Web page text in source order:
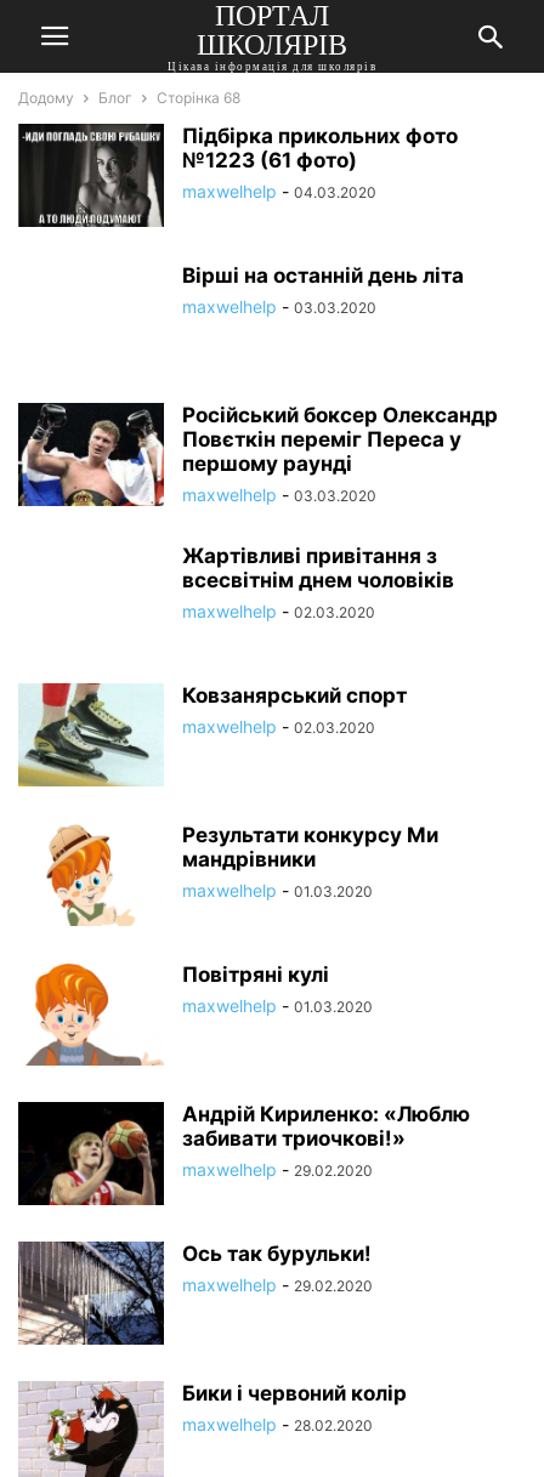
ПОРТАЛ
ШКОЛЯРІВ
Цікава інформація для школярів
Додому Блог Сторінка 68
Підбірка прикольних фото
№1223 (61 фото)
maxwelhelp - 04.03.2020
Вірші на останній день літа
maxwelhelp - 03.03.2020
Російський боксер Олександр
Повєткін переміг Переса у
першому раунді
maxwelhelp - 03.03.2020
Жартівливі привітання з
всесвітнім днем чоловіків
maxwelhelp - 02.03.2020
Ковзанярський спорт
maxwelhelp - 02.03.2020
Результати конкурсу Ми
мандрівники
maxwelhelp - 01.03.2020
Повітряні кулі
maxwelhelp - 01.03.2020
Андрій Кириленко: «Люблю
забивати триочкові!»
maxwelhelp - 29.02.2020
Ось так бурульки!
maxwelhelp - 29.02.2020
Бики і червоний колір
maxwelhelp - 28.02.2020